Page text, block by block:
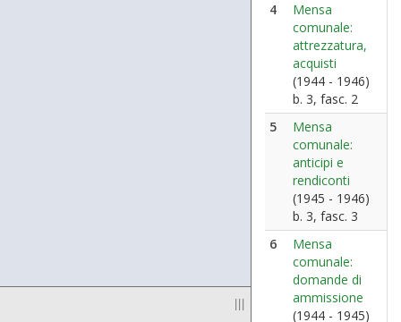
|||
4
Mensa
comunale:
attrezzatura,
acquisti
(1944 - 1946)
b. 3, fasc. 2
5
Mensa
comunale:
anticipi e
rendiconti
(1945 - 1946)
b. 3, fasc. 3
6
Mensa
comunale:
domande di
ammissione
(1944 - 1945)